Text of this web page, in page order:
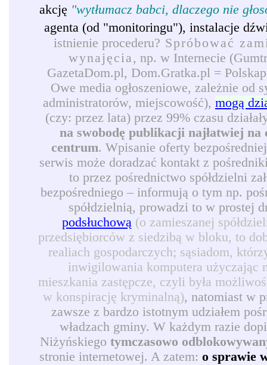
akcję "wytłumacz babci, dlaczego nie
agenta (od "monitoringu"), instalacje
istnienie procederu? Spróbować
wynajęcia, np. w Internecie
GazetaDom.pl, Dom.Gratka.pl =
Owe media ogłoszeniowe, zależnie
administratorów, miejscowość), mogą
(czy: przez lata) przez 99% czasu
na swobodę publikacji najłatwiej
centrum. Wpisanie oferty
serwis może doradzać kontakt z
to przez pośrednictwo spółdzielni
bezpośredniego – informują o tym np.
spółdzielnią, prowadzi to w prostej
podsłuchową (o zamieszanej
przedsiębiorców z siedzibą w bloku, to
realiach gospodarczych; sąsiadom,
inwigilowania komputera użyczając
mieszkania zastępcze, czyli była
w konspirację kryminalną), natomiast w
zawsze z bardzo istotnym udziałem
władzach gminy. W każdym razie
Niżyńskiego tymczasowo
stronie internetowej. A zatem: o sprawie